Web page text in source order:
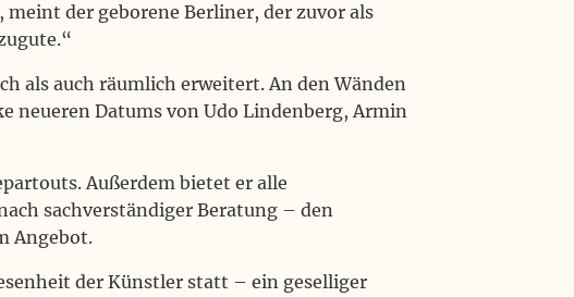
der geborene Berliner, der zuvor als
als auch räumlich erweitert. An den Wänden
neueren Datums von Udo Lindenberg, Armin
Außerdem bietet er alle
sachverständiger Beratung – den
Angebot.
der Künstler statt – ein geselliger